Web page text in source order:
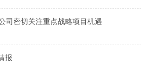
司密切关注重点战略项目机遇
报